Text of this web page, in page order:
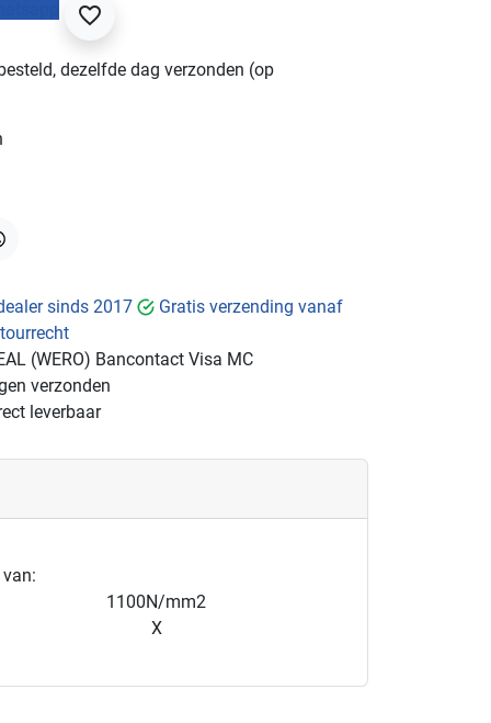
favorite_border
dezelfde dag verzonden (op
sinds 2017
Gratis verzending vanaf
(WERO) Bancontact Visa MC
verzonden
leverbaar
1100N/mm2
X